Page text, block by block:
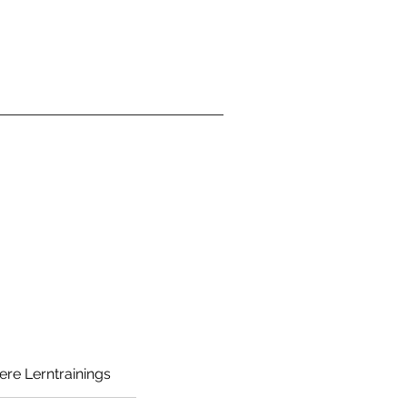
Lerntrainings